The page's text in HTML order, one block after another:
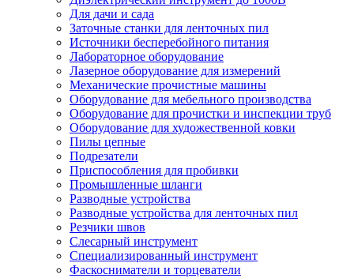
Для дачи и сада
Заточные станки для ленточных пил
Источники бесперебойного питания
Лабораторное оборудование
Лазерное оборудование для измерений
Механические прочистные машины
Оборудование для мебельного производства
Оборудование для прочистки и инспекции труб
Оборудование для художественной ковки
Пилы цепные
Подрезатели
Приспособления для пробивки
Промышленные шланги
Разводные устройства
Разводные устройства для ленточных пил
Резчики швов
Слесарный инструмент
Специализированный инструмент
Фаскосниматели и торцеватели